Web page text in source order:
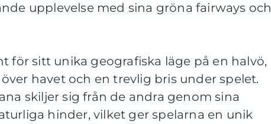
upplevelse med sina gröna fairways och
för sitt unika geografiska läge på en halvö,
havet och en trevlig bris under spelet.
skiljer sig från de andra genom sina
hinder, vilket ger spelarna en unik